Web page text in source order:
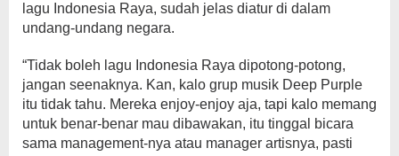
lagu Indonesia Raya, sudah jelas diatur di dalam
undang-undang negara.
“Tidak boleh lagu Indonesia Raya dipotong-potong,
jangan seenaknya. Kan, kalo grup musik Deep Purple
itu tidak tahu. Mereka enjoy-enjoy aja, tapi kalo memang
untuk benar-benar mau dibawakan, itu tinggal bicara
sama management-nya atau manager artisnya, pasti